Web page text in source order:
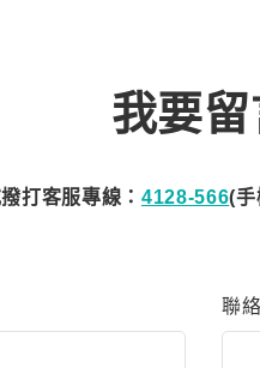
我要
打客服專線： 4128-566(手
聯